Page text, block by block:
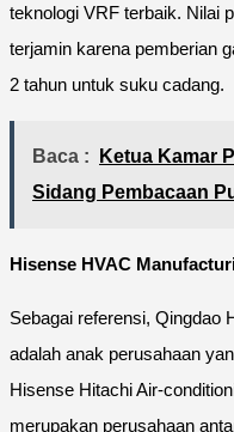
teknologi VRF terbaik. Nilai
terjamin karena pemberian
2 tahun untuk suku cadang.
Baca :
Ketua Kamar
Sidang Pembacaan
Hisense HVAC
Sebagai referensi, Qingdao
adalah anak perusahaan
Hisense Hitachi Air-
merupakan perusahaan